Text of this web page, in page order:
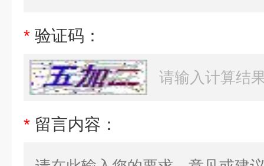
* 验证码：
* 留言内容：